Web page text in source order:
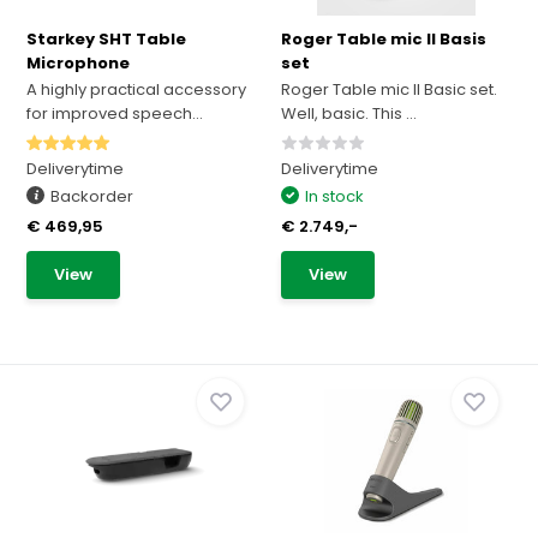
Starkey SHT Table
Microphone
A highly practical accessory
for improved speech...
Deliverytime
Backorder
€ 469,95
View
Roger Table mic II Basis
set
Roger Table mic II Basic set.
Well, basic. This ...
Deliverytime
In stock
€ 2.749,-
View